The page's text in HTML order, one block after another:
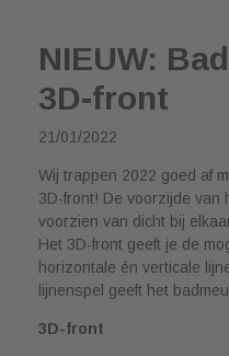
NIEUW:
3D-front
21/01/2022
Wij trappen 2022 goed af
3D-front! De voorzijde van
voorzien van dicht bij
Het 3D-front geeft je de
horizontale én verticale
lijnenspel geeft het
3D-front